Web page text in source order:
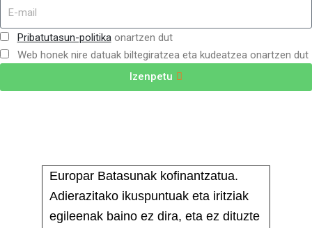
Pribatutasun-politikaonartzen dut
Web honek nire datuak biltegiratzea eta kudeatzea onartzen dut
Izenpetu
Europar Batasunak kofinantzatua.
Adierazitako ikuspuntuak eta iritziak
egileenak baino ez dira, eta ez dituzte